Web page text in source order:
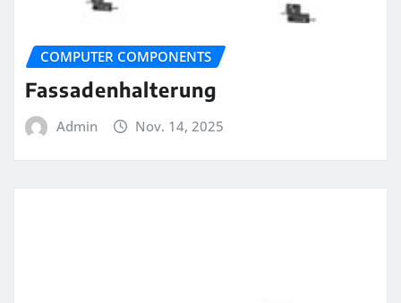
COMPUTER COMPONENTS
Fassadenhalterung
Admin Nov. 14, 2025